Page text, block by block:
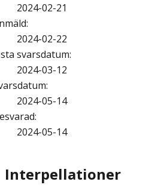
2024-02-21
:
2024-02-22
svarsdatum:
2024-03-12
:
2024-05-14
:
2024-05-14
Interpellationer